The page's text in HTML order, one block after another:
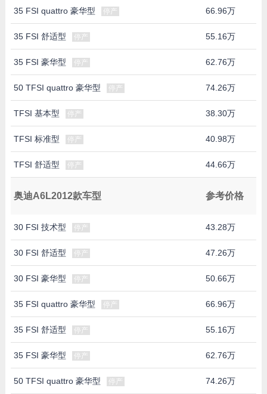
35 FSI quattro 豪华型 停产 66.96万
35 FSI 舒适型 停产 55.16万
35 FSI 豪华型 停产 62.76万
50 TFSI quattro 豪华型 停产 74.26万
TFSI 基本型 停产 38.30万
TFSI 标准型 停产 40.98万
TFSI 舒适型 停产 44.66万
奥迪A6L2012款车型 参考价格
30 FSI 技术型 停产 43.28万
30 FSI 舒适型 停产 47.26万
30 FSI 豪华型 停产 50.66万
35 FSI quattro 豪华型 停产 66.96万
35 FSI 舒适型 停产 55.16万
35 FSI 豪华型 停产 62.76万
50 TFSI quattro 豪华型 停产 74.26万